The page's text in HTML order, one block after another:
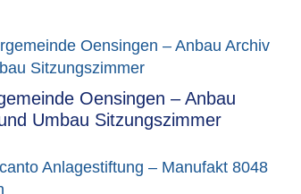
Oensingen – Anbau
Umbau Sitzungszimmer